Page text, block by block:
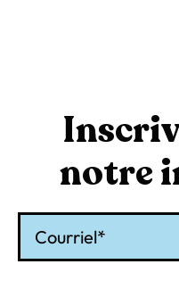
notre